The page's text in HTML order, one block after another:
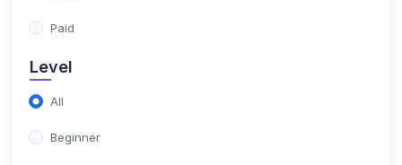
Paid
Level
All
Beginner